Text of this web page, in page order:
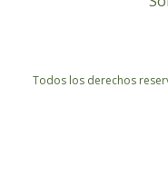
Todos los derechos